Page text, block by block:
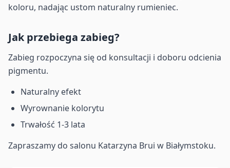
koloru, nadając ustom naturalny rumieniec.
Jak przebiega zabieg?
Zabieg rozpoczyna się od konsultacji i doboru odcienia
pigmentu.
Naturalny efekt
Wyrownanie kolorytu
Trwałość 1-3 lata
Zapraszamy do salonu Katarzyna Brui w Białymstoku.